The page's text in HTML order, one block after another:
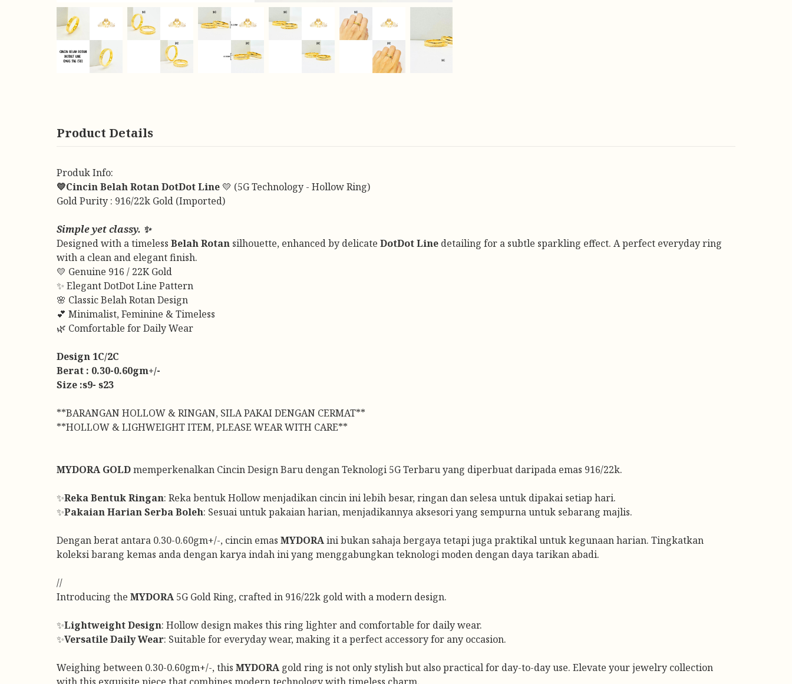
Product Details
Produk Info:
💛Cincin Belah Rotan DotDot Line 💛 (5G Technology - Hollow Ring)
Gold Purity : 916/22k Gold (Imported)
Simple yet classy. ✨
Designed with a timeless Belah Rotan silhouette, enhanced by delicate DotDot Line detailing for a subtle sparkling effect. A perfect everyday ring
with a clean and elegant finish.
💛 Genuine 916 / 22K Gold
✨ Elegant DotDot Line Pattern
🌸 Classic Belah Rotan Design
💕 Minimalist, Feminine & Timeless
🌿 Comfortable for Daily Wear
Design 1C/2C
Berat : 0.30-0.60gm+/-
Size :s9- s23
**BARANGAN HOLLOW & RINGAN, SILA PAKAI DENGAN CERMAT**
**HOLLOW & LIGHWEIGHT ITEM, PLEASE WEAR WITH CARE**
MYDORA GOLDmemperkenalkan Cincin Design Baru dengan Teknologi 5G Terbaru yang diperbuat daripada emas 916/22k.
✨Reka Bentuk Ringan: Reka bentuk Hollow menjadikan cincin ini lebih besar, ringan dan selesa untuk dipakai setiap hari.
✨Pakaian Harian Serba Boleh: Sesuai untuk pakaian harian, menjadikannya aksesori yang sempurna untuk sebarang majlis.
Dengan berat antara 0.30-0.60gm+/-, cincin emas MYDORAini bukan sahaja bergaya tetapi juga praktikal untuk kegunaan harian. Tingkatkan
koleksi barang kemas anda dengan karya indah ini yang menggabungkan teknologi moden dengan daya tarikan abadi.
//
Introducing the MYDORA 5G Gold Ring, crafted in 916/22k gold with a modern design.
✨Lightweight Design: Hollow design makes this ring lighter and comfortable for daily wear.
✨Versatile Daily Wear: Suitable for everyday wear, making it a perfect accessory for any occasion.
Weighing between 0.30-0.60gm+/-, this MYDORA gold ring is not only stylish but also practical for day-to-day use. Elevate your jewelry collection